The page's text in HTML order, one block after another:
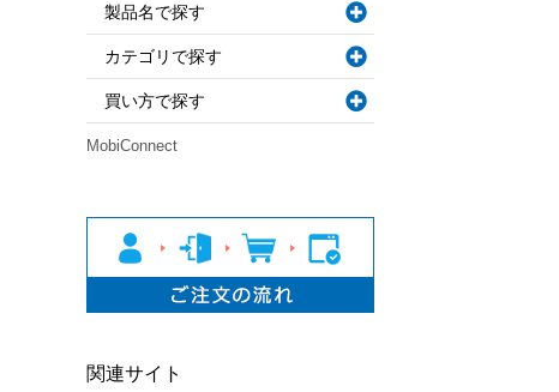
製品名で探す
カテゴリで探す
買い方で探す
MobiConnect
関連サイト